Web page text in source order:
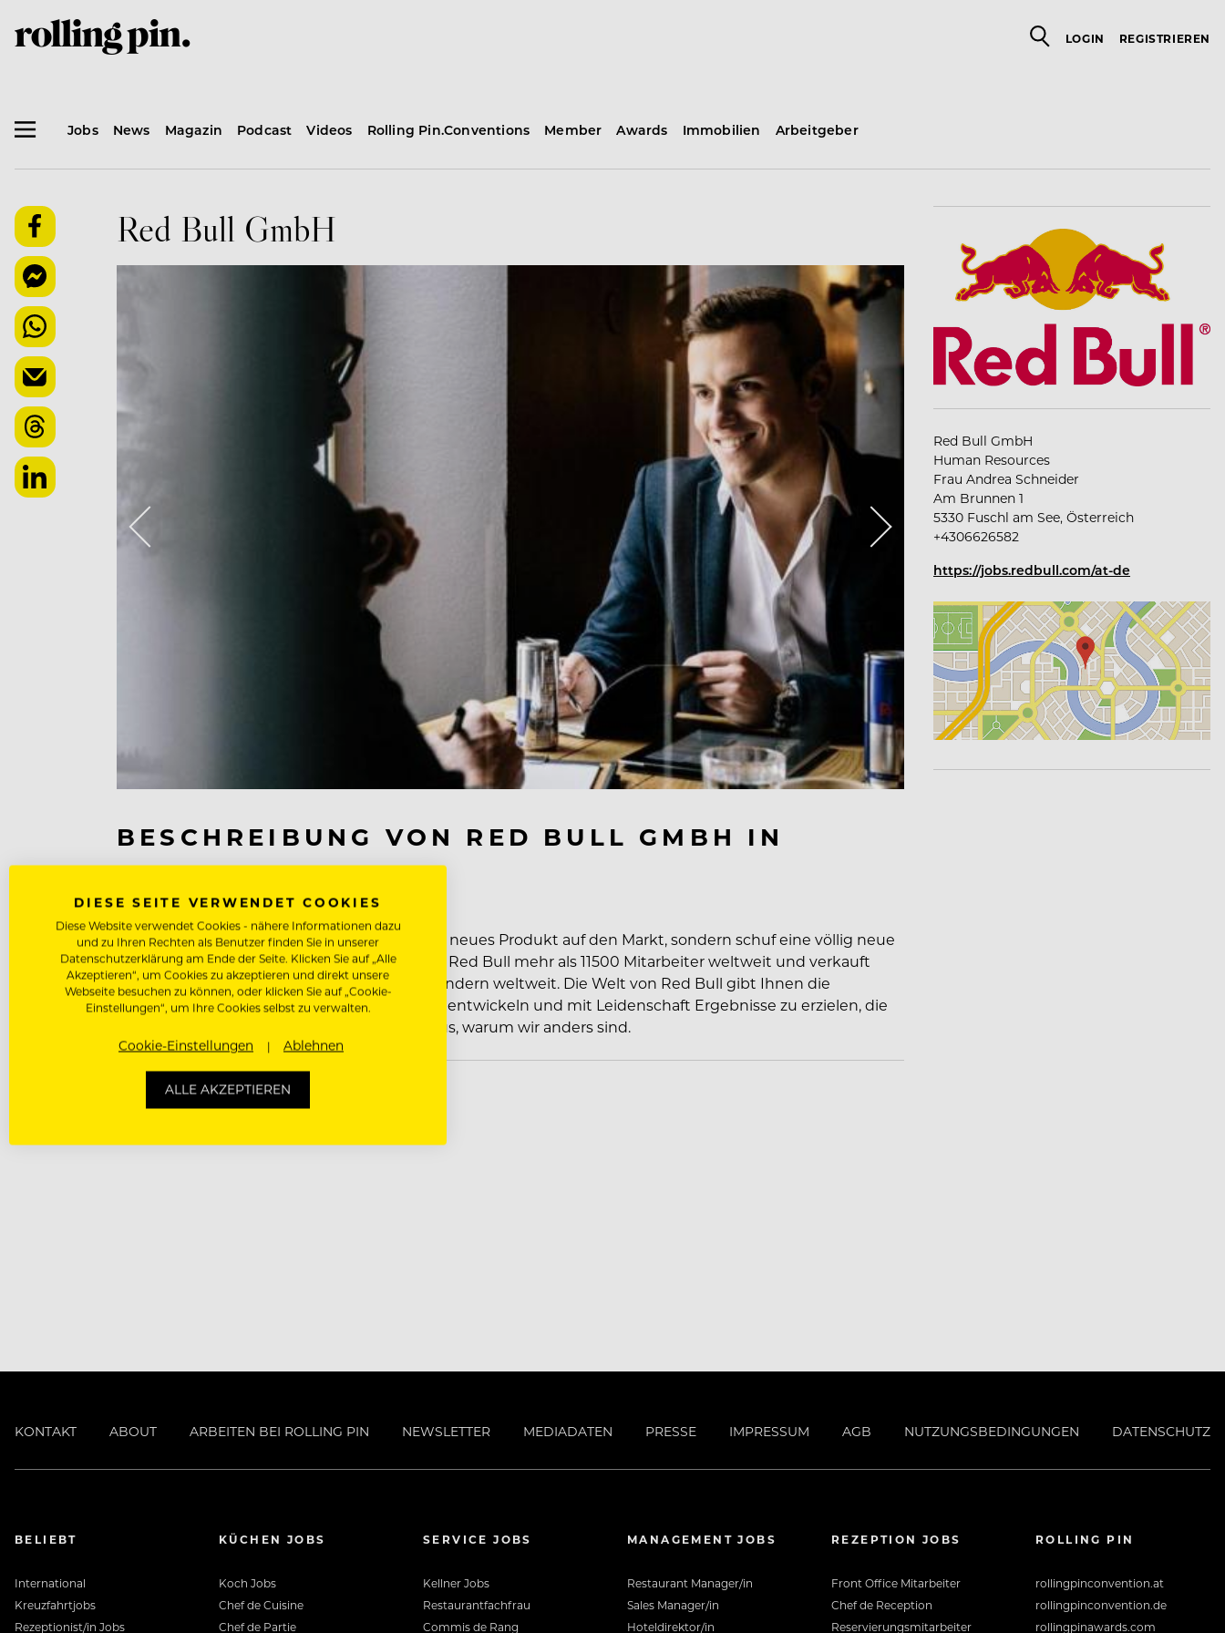
LOGIN REGISTRIEREN
Jobs News Magazin Podcast Videos Rolling Pin.Conventions Member Awards Immobilien Arbeitgeber
Red Bull GmbH
BESCHREIBUNG VON RED BULL GMBH IN
FUSCHL AM SEE
- Mitarbeiter
1987 brachte Red Bull nicht nur ein komplett neues Produkt auf den Markt, sondern schuf eine völlig neue
Produktkategorie - Energy Drinks. Heute hat Red Bull mehr als 11500 Mitarbeiter weltweit und verkauft
jährlich über 6 Milliarden Dosen in über 171 Ländern weltweit. Die Welt von Red Bull gibt Ihnen die
Möglichkeit Ihre Talente einzusetzen, sich zu entwickeln und mit Leidenschaft Ergebnisse zu erzielen, die
einen Unterschied machen. Finden Sie heraus, warum wir anders sind.
Red Bull GmbH
Human Resources
Frau Andrea Schneider
Am Brunnen 1
5330 Fuschl am See, Österreich
+4306626582
https://jobs.redbull.com/at-de
KONTAKT ABOUT ARBEITEN BEI ROLLING PIN NEWSLETTER MEDIADATEN PRESSE IMPRESSUM AGB NUTZUNGSBEDINGUNGEN DATENSCHUTZ
BELIEBT
International
Kreuzfahrtjobs
Rezeptionist/in Jobs
KÜCHEN JOBS
Koch Jobs
Chef de Cuisine
Chef de Partie
SERVICE JOBS
Kellner Jobs
Restaurantfachfrau
Commis de Rang
MANAGEMENT JOBS
Restaurant Manager/in
Sales Manager/in
Hoteldirektor/in
REZEPTION JOBS
Front Office Mitarbeiter
Chef de Reception
Reservierungsmitarbeiter
ROLLING PIN
rollingpinconvention.at
rollingpinconvention.de
rollingpinawards.com
DIESE SEITE VERWENDET COOKIES
Diese Website verwendet Cookies - nähere Informationen dazu
und zu Ihren Rechten als Benutzer finden Sie in unserer
Datenschutzerklärung am Ende der Seite. Klicken Sie auf „Alle
Akzeptieren“, um Cookies zu akzeptieren und direkt unsere
Webseite besuchen zu können, oder klicken Sie auf „Cookie-
Einstellungen“, um Ihre Cookies selbst zu verwalten.
Cookie-Einstellungen Ablehnen
ALLE AKZEPTIEREN